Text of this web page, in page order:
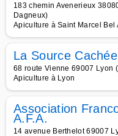
183 chemin Avenerieux
Dagneux)
Apiculture à Saint Marcel Bel
La Source
68 route Vienne 69007 Lyon
Apiculture à Lyon
Association
A.F.A.
14 avenue Berthelot 69007